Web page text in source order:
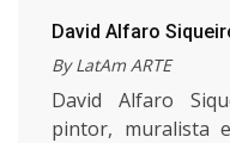
David Alfaro
By LatAm ARTE
David Alfaro
pintor, muralista